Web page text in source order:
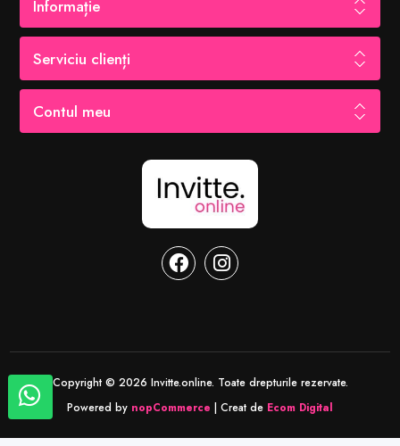
Informație
Serviciu clienți
Contul meu
Copyright © 2026 Invitte.online. Toate drepturile rezervate.
Powered by nopCommerce | Creat de Ecom Digital